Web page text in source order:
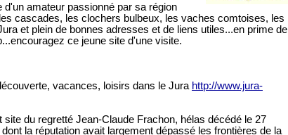
d'un amateur passionné par sa région
cascades, les clochers bulbeux, les vaches comtoises, les
et plein de bonnes adresses et de liens utiles...en prime de
ce jeune site d'une visite.
vacances, loisirs dans le Jura http://www.jura-
site du regretté Jean-Claude Frachon, hélas décédé le 27
la réputation avait largement dépassé les frontières de la